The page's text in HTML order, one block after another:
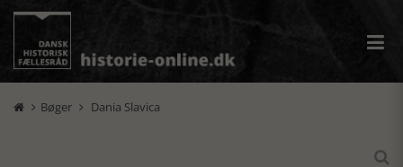
 Bøger  Dania Slavica
